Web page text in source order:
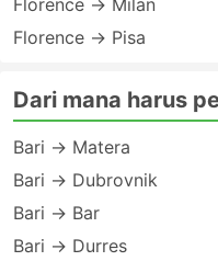
Florence → Milan
Florence → Pisa
Dari mana harus
Bari → Matera
Bari → Dubrovnik
Bari → Bar
Bari → Durres